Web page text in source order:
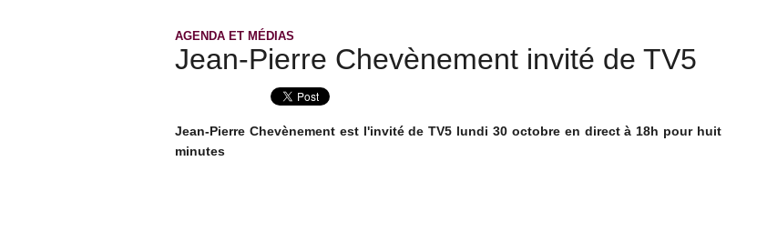
AGENDA ET MÉDIAS
Jean-Pierre Chevènement invité de TV5
Jean-Pierre Chevènement est l'invité de TV5 lundi 30 octobre en direct à 18h pour huit
minutes